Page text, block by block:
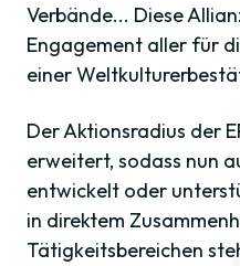
Verbände... Diese
Engagement aller für
einer
Der Aktionsradius der
erweitert, sodass nun
entwickelt oder
in direktem
Tätigkeitsbereichen